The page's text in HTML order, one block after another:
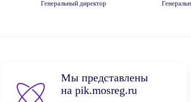
Генеральный директор
Мы представлены
на pik.mosreg.ru